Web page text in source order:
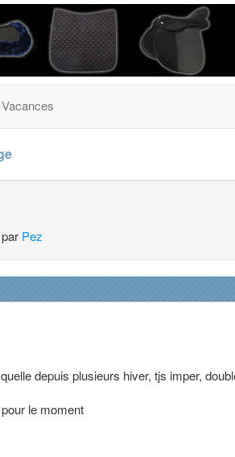
Vacances
Pez
depuis plusieurs hiver, tjs imper,
le moment